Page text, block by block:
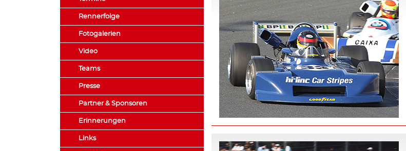
Rennerfolge
Fotogalerien
Video
Teams
Presse
Partner & Sponsoren
Erinnerungen
Links